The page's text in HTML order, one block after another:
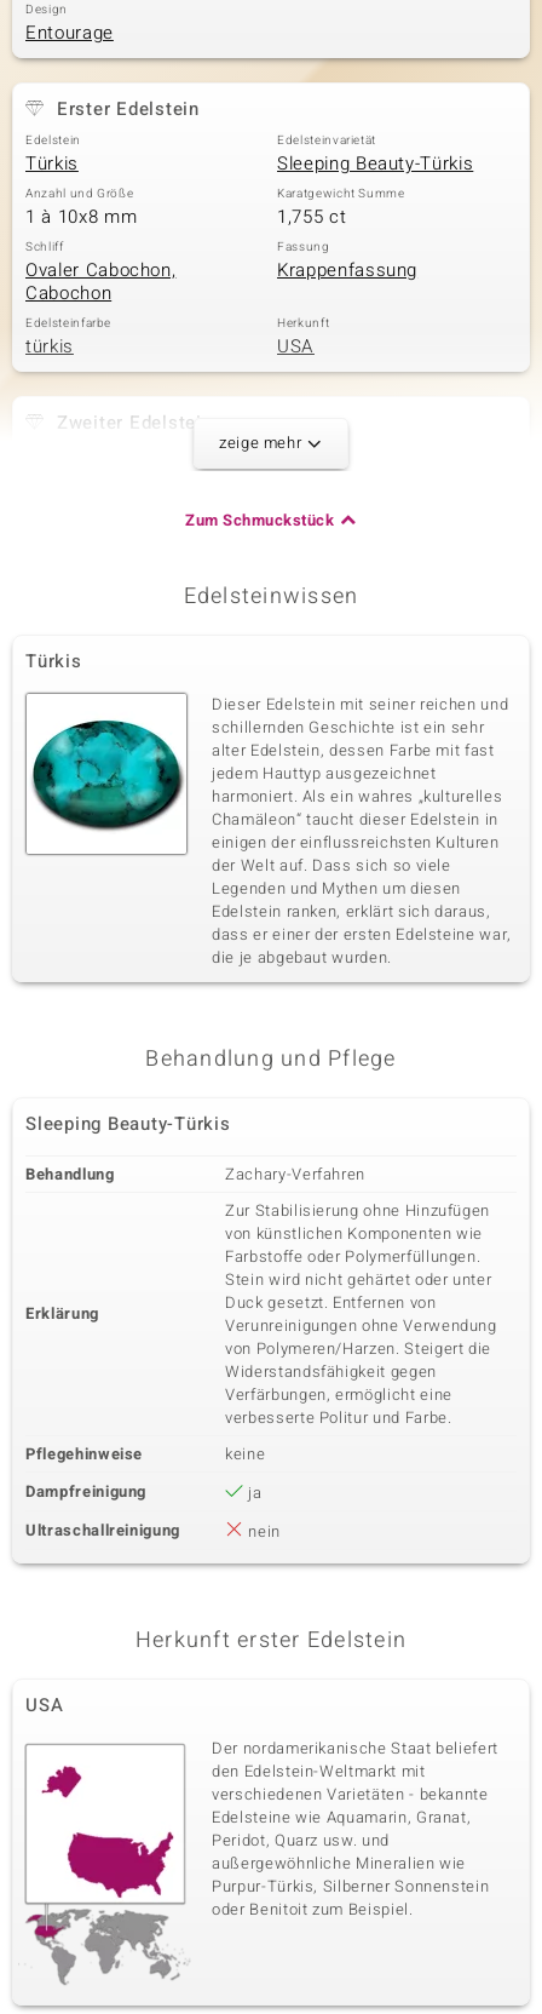
Design
Entourage
Erster Edelstein
Edelstein
Türkis
Edelsteinvarietät
Sleeping Beauty-Türkis
Anzahl und Größe
1 à 10x8 mm
Karatgewicht Summe
1,755 ct
Schliff
Ovaler Cabochon,
Cabochon
Fassung
Krappenfassung
Edelsteinfarbe
türkis
Herkunft
USA
Zweiter Edelstein
Sleeping Beauty-Türkis 4 à 4x3 mm
Ovaler Cabochon
USA
Dritter Edelstein
Edelsteinvarietät
Sleeping Beauty-Türkis 8 à 2,5 mm
Karatgewicht Summe
0,495 ct
Schliff
Runder Cabochon
Fassung
Krappenfassung
Herkunft
USA
zeige mehr
Zum Schmuckstück
Edelsteinwissen
Türkis
Dieser Edelstein mit seiner reichen und
schillernden Geschichte ist ein sehr
alter Edelstein, dessen Farbe mit fast
jedem Hauttyp ausgezeichnet
harmoniert. Als ein wahres „kulturelles
Chamäleon“ taucht dieser Edelstein in
einigen der einflussreichsten Kulturen
der Welt auf. Dass sich so viele
Legenden und Mythen um diesen
Edelstein ranken, erklärt sich daraus,
dass er einer der ersten Edelsteine war,
die je abgebaut wurden.
Behandlung und Pflege
Sleeping Beauty-Türkis
Behandlung Zachary-Verfahren
Erklärung
Zur Stabilisierung ohne Hinzufügen
von künstlichen Komponenten wie
Farbstoffe oder Polymerfüllungen.
Stein wird nicht gehärtet oder unter
Duck gesetzt. Entfernen von
Verunreinigungen ohne Verwendung
von Polymeren/Harzen. Steigert die
Widerstandsfähigkeit gegen
Verfärbungen, ermöglicht eine
verbesserte Politur und Farbe.
Pflegehinweise
keine
Dampfreinigung
ja
Ultraschallreinigung
nein
Herkunft erster Edelstein
USA
Der nordamerikanische Staat beliefert
den Edelstein-Weltmarkt mit
verschiedenen Varietäten - bekannte
Edelsteine wie Aquamarin, Granat,
Peridot, Quarz usw. und
außergewöhnliche Mineralien wie
Purpur-Türkis, Silberner Sonnenstein
oder Benitoit zum Beispiel.